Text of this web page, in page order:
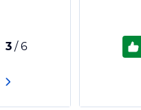
3 / 6